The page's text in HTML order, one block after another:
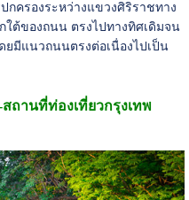
กครองระหว่างแขวงศิริราชทาง
ต้ของถนน ตรงไปทางทิศเดิมจน
มีแนวถนนตรงต่อเนื่องไปเป็น
สถานที่ท่องเที่ยวกรุงเทพ